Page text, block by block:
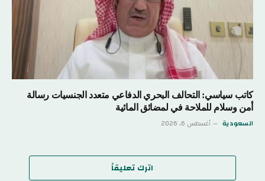
كاتب سياسي: التحالف البحري الدفاعي متعدد الجنسيات رسالة
أمن وسلام للملاحة في لمضائق المائية
السعودية أغسطس 6, 2026
اترك تعليقاً